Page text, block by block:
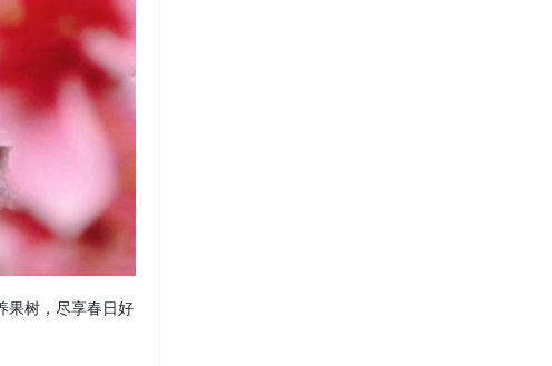
果树，尽享春日好